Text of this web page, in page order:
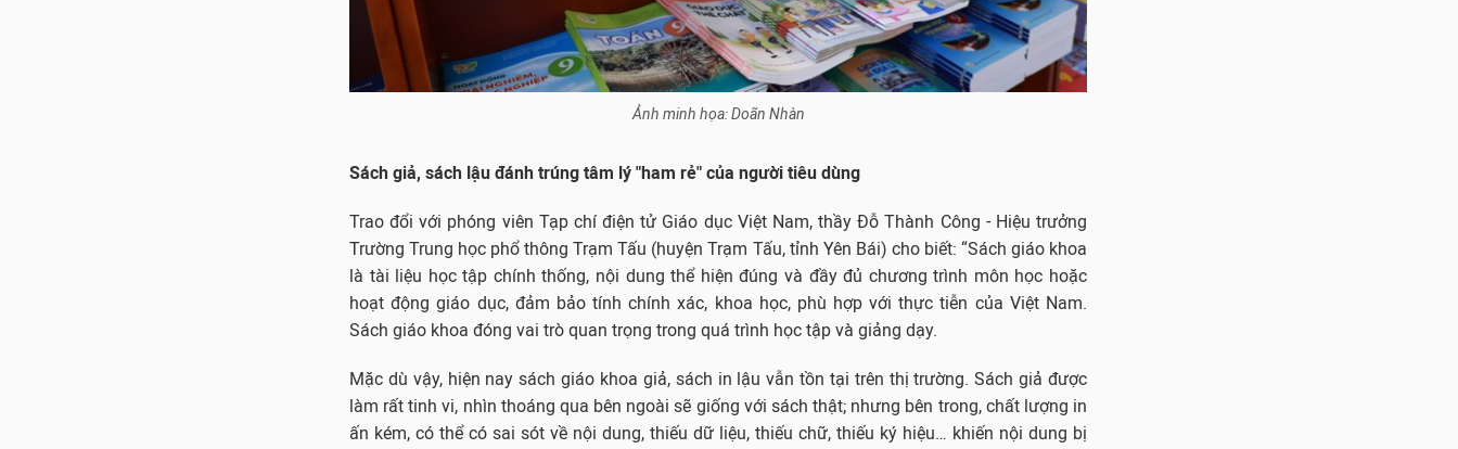
Ảnh minh họa: Doãn Nhàn
Sách giả, sách lậu đánh trúng tâm lý "ham rẻ" của người tiêu dùng
Trao đổi với phóng viên Tạp chí điện tử Giáo dục Việt Nam, thầy Đỗ Thành Công - Hiệu trưởng
Trường Trung học phổ thông Trạm Tấu (huyện Trạm Tấu, tỉnh Yên Bái) cho biết: “Sách giáo khoa
là tài liệu học tập chính thống, nội dung thể hiện đúng và đầy đủ chương trình môn học hoặc
hoạt động giáo dục, đảm bảo tính chính xác, khoa học, phù hợp với thực tiễn của Việt Nam.
Sách giáo khoa đóng vai trò quan trọng trong quá trình học tập và giảng dạy.
Mặc dù vậy, hiện nay sách giáo khoa giả, sách in lậu vẫn tồn tại trên thị trường. Sách giả được
làm rất tinh vi, nhìn thoáng qua bên ngoài sẽ giống với sách thật; nhưng bên trong, chất lượng in
ấn kém, có thể có sai sót về nội dung, thiếu dữ liệu, thiếu chữ, thiếu ký hiệu… khiến nội dung bị